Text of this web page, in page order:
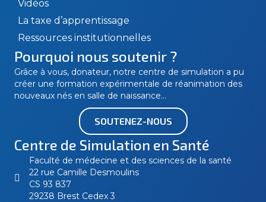
Vidéos
La taxe d’apprentissage
Ressources institutionnelles
Pourquoi nous soutenir ?
Grâce à vous, donateur, notre centre de simulation a pu
créer une formation expérimentale de réanimation des
nouveaux nés en salle de naissance…
SOUTENEZ-NOUS
Centre de Simulation en Santé
Faculté de médecine et des sciences de la santé
22 rue Camille Desmoulins
CS 93 837
29238 Brest Cedex 3